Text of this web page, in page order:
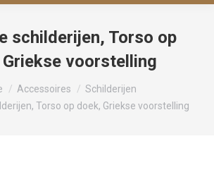
schilderijen, Torso op
voorstelling
Accessoires
Schilderijen
Torso op doek, Griekse voorstelling